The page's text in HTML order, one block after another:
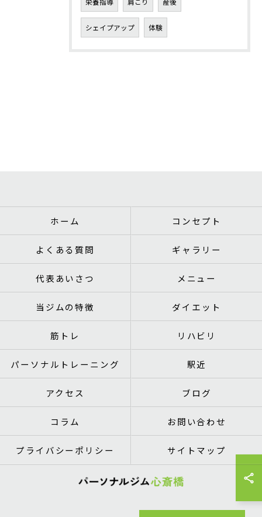
シェイプアップ 体験
ホーム コンセプト
よくある質問 ギャラリー
代表あいさつ メニュー
当ジムの特徴 ダイエット
筋トレ リハビリ
パーソナルトレーニング 駅近
アクセス ブログ
コラム お問い合わせ
プライバシーポリシー サイトマップ